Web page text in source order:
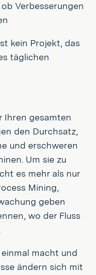
Verbesserungen
kein Projekt, das
täglichen
Ihren gesamten
den Durchsatz,
und erschweren
Um sie zu
es mehr als nur
Mining,
geben
wo der Fluss
macht und
ändern sich mit